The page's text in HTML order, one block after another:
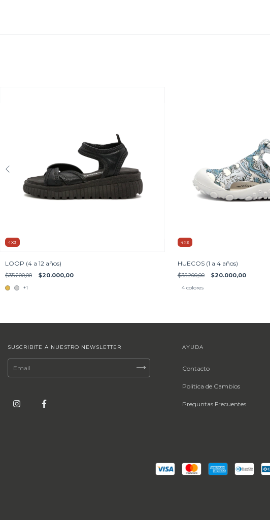
4X3
LOOP (4 a 12 años)
$35.200,00 $20.000,00
+1
4X3
HUECOS (1 a 4 años)
$35.200,00 $20.000,00
4 colores
SUSCRIBITE A NUESTRO NEWSLETTER AYUDA
Contacto
Politica de Cambios
Preguntas Frecuentes